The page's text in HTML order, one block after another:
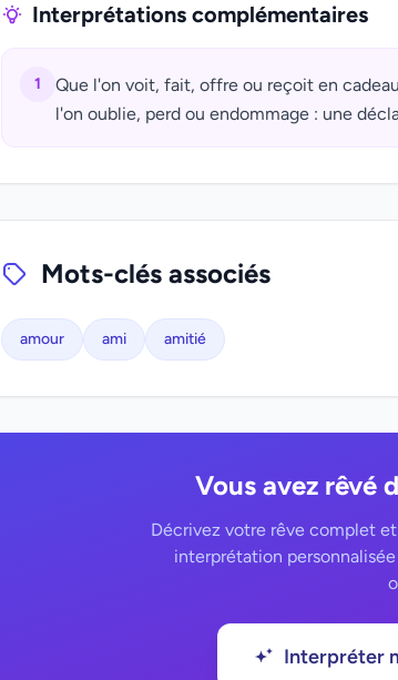
Interprétations complémentaires
1
Que l'on voit, fait, offre ou reçoit en
l'on oublie, perd ou endommage : une
Mots-clés associés
amour ami amitié
Vous avez rêvé
Décrivez votre rêve complet
interprétation
Interpréter